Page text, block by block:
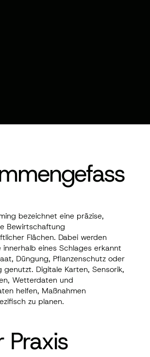
bezeichnet eine präzise,
Bewirtschaftung
Flächen. Dabei werden
innerhalb eines Schlages erkannt
Düngung, Pflanzenschutz oder
genutzt. Digitale Karten, Sensorik,
Wetterdaten und
helfen, Maßnahmen
zu planen.
Praxis
Praxis